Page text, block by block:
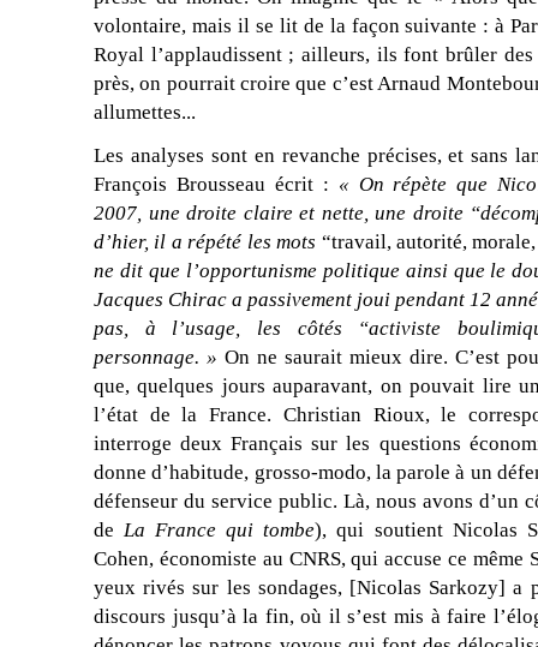
volontaire, mais il se lit de la façon suivante : à
Royal l’applaudissent ; ailleurs, ils font brûler
près, on pourrait croire que c’est Arnaud
allumettes...
Les analyses sont en revanche précises, et sans
François Brousseau écrit : « On répète que
2007, une droite claire et nette, une droite
d’hier, il a répété les mots “travail, autorité,
ne dit que l’opportunisme politique ainsi que le
Jacques Chirac a passivement joui pendant 12
pas, à l’usage, les côtés “activiste
personnage. » On ne saurait mieux dire. C’est
que, quelques jours auparavant, on pouvait lire
l’état de la France. Christian Rioux, le
interroge deux Français sur les questions
donne d’habitude, grosso-modo, la parole à un
défenseur du service public. Là, nous avons d’un
deLa France qui tombe), qui soutient Nicolas
Cohen, économiste au CNRS, qui accuse ce
yeux rivés sur les sondages, [Nicolas Sarkozy] a
discours jusqu’à la fin, où il s’est mis à faire